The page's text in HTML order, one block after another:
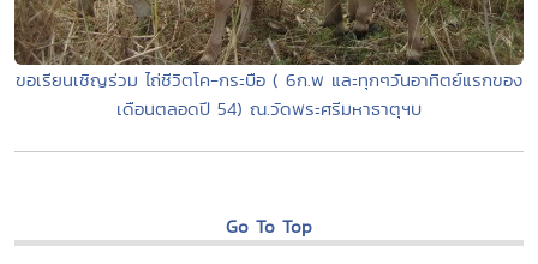
ขอเรียนเชิญร่วม ไถ่ชีวิตโค-กระบือ ( 6ก.พ และทุกๆวันอาทิตย์แรกของ
เดือนตลอดปี 54) ณ.วัดพระศรีมหาธาตุฯบ
Go To Top